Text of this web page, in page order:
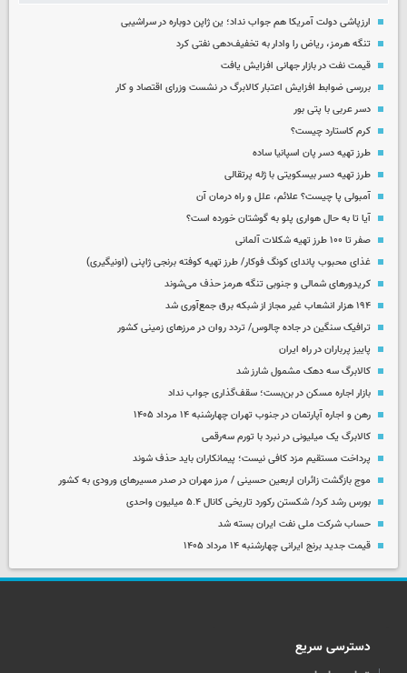
ارزپاشی دولت آمریکا هم جواب نداد؛ ین ژاپن دوباره در سراشیبی
تنگه هرمز، ریاض را وادار به تخفیف‌دهی نفتی کرد
قیمت نفت در بازار جهانی افزایش یافت
بررسی ضوابط افزایش اعتبار کالابرگ در نشست وزرای اقتصاد و کار
دسر عربی با پتی بور
کرم کاستارد چیست؟
طرز تهیه دسر پان اسپانیا ساده
طرز تهیه دسر بیسکویتی با ژله پرتقالی
آمبولی پا چیست؟ علائم، علل و راه درمان آن
آیا تا به حال هواری پلو به گوشتان خورده است؟
صفر تا ۱۰۰ طرز تهیه شکلات آلمانی
غذای محبوب پاندای کونگ فوکار/ طرز تهیه کوفته برنجی ژاپنی (اونیگیری)
کریدورهای شمالی و جنوبی تنگه هرمز حذف می‌شوند
۱۹۴ هزار انشعاب غیر مجاز از شبکه برق جمع‌آوری شد
ترافیک سنگین در جاده چالوس/ تردد روان در مرزهای زمینی کشور
پاییز پرباران در راه ایران
کالابرگ سه دهک مشمول شارز شد
بازار اجاره مسکن در بن‌بست؛ سقف‌گذاری جواب نداد
رهن و اجاره آپارتمان در جنوب تهران چهارشنبه ۱۴ مرداد ۱۴۰۵
کالابرگ یک میلیونی در نبرد با تورم سه‌رقمی
پرداخت مستقیم مزد کافی نیست؛ پیمانکاران باید حذف شوند
موج بازگشت زائران اربعین حسینی / مرز مهران در صدر مسیرهای ورودی به کشور
بورس رشد کرد/ شکستن رکورد تاریخی کانال ۵.۴ میلیون واحدی
حساب‌ شرکت ملی نفت ایران بسته شد
قیمت جدید برنج ایرانی چهارشنبه ۱۴ مرداد ۱۴۰۵
دسترسی سریع